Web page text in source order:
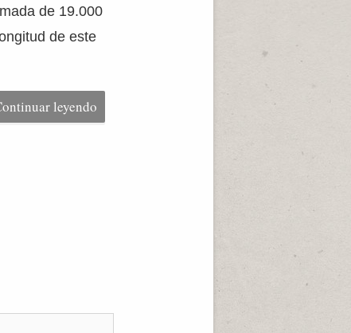
de 19.000
de este
leyendo